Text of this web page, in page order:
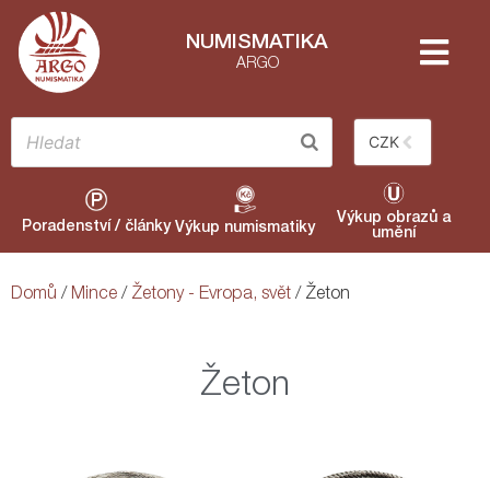
NUMISMATIKA
ARGO
CZK
Poradenství / články Výkup numismatiky
Výkup obrazů a
umění
Domů / Mince / Žetony - Evropa, svět / Žeton
Žeton